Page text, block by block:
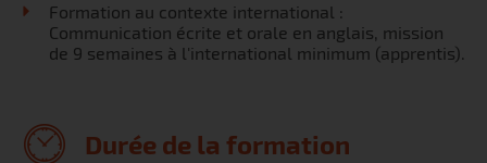
Formation au contexte international :
Communication écrite et orale en anglais, mission
de 9 semaines à l'international minimum (apprentis).
Durée de la formation